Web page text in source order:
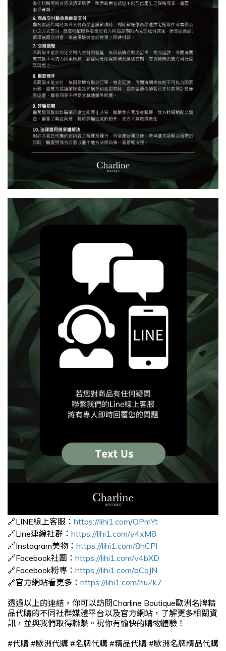
🔗LINE線上客服： https://lihi1.com/OPmYt
🔗Line連線社群： https://lihi1.com/y4xM8
🔗Instagram美物： https://lihi1.com/8hCPl
🔗Facebook社團： https://lihi1.com/v4bXD
🔗Facebook粉專： https://lihi1.com/bCqJN
🔗官方網站看更多： https://lihi1.com/huZk7
透過以上的連結，你可以訪問Charline Boutique歐洲名牌精
品代購的不同社群媒體平台以及官方網站，了解更多相關資
訊，並與我們取得聯繫。祝你有愉快的購物體驗！
#代購 #歐洲代購 #名牌代購 #精品代購 #歐洲名牌精品代購